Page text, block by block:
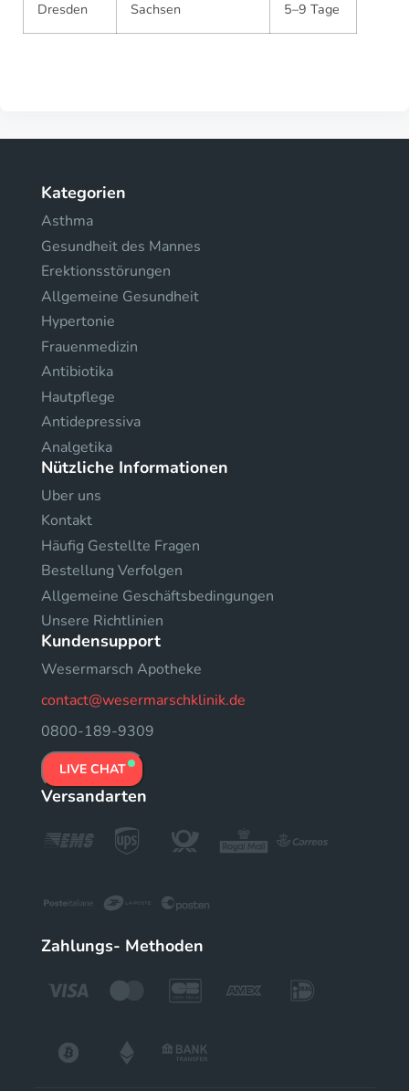
Dresden Sachsen 5–9 Tage
Kategorien
Asthma
Gesundheit des Mannes
Erektionsstörungen
Allgemeine Gesundheit
Hypertonie
Frauenmedizin
Antibiotika
Hautpflege
Antidepressiva
Analgetika
Nützliche Informationen
Uber uns
Kontakt
Häufig Gestellte Fragen
Bestellung Verfolgen
Allgemeine Geschäftsbedingungen
Unsere Richtlinien
Kundensupport
Wesermarsch Apotheke
contact@wesermarschklinik.de
0800-189-9309
LIVE CHAT
Versandarten
Zahlungs- Methoden